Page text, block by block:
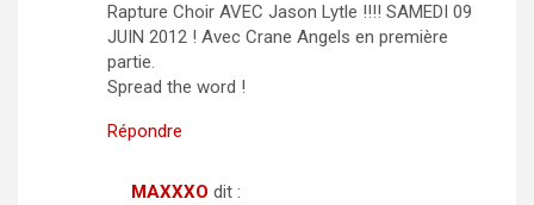
Rapture Choir AVEC Jason Lytle !!!! SAMEDI 09
JUIN 2012 ! Avec Crane Angels en première
partie.
Spread the word !
Répondre
MAXXXO dit :